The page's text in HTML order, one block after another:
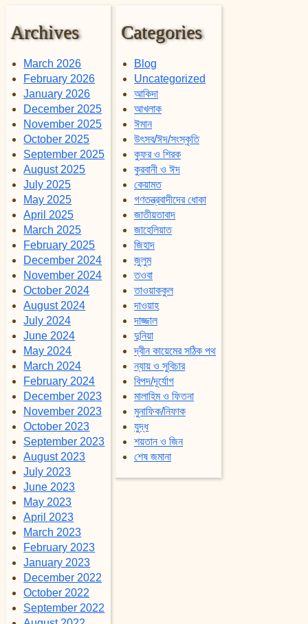
Archives
March 2026
February 2026
January 2026
December 2025
November 2025
October 2025
September 2025
August 2025
July 2025
May 2025
April 2025
March 2025
February 2025
December 2024
November 2024
October 2024
August 2024
July 2024
June 2024
May 2024
March 2024
February 2024
December 2023
November 2023
October 2023
September 2023
August 2023
July 2023
June 2023
May 2023
April 2023
March 2023
February 2023
January 2023
December 2022
October 2022
September 2022
Categories
Blog
Uncategorized
আকিদা
আখলাক
ঈমান
উৎসব/ঈদ/সংস্কৃতি
কুফর ও শিরক
কুরবানী ও ঈদ
কেয়ামত
গণতন্ত্রবাদীদের ধোকা
জাতীয়তাবাদ
জাহেলিয়াত
জিহাদ
জুলুম
তওবা
তাওয়াককুল
দাওয়াহ
দাজ্জাল
দুনিয়া
দ্বীন কায়েমের সঠিক পথ
ন্যায় ও সুবিচার
বিপদ/দূর্যোগ
মালাহিম ও ফিতনা
মুনাফিক/নিফাক
যুদ্ধ
শয়তান ও জিন
শেষ জমানা